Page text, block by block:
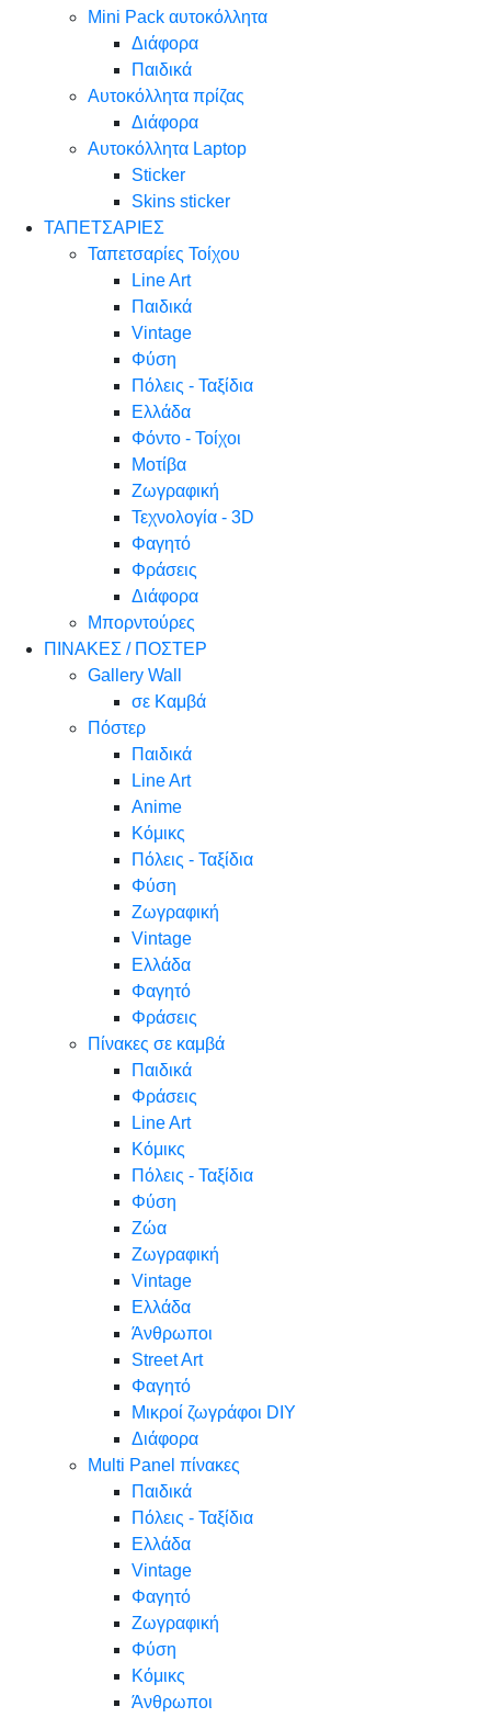
Mini Pack αυτοκόλλητα
Διάφορα
Παιδικά
Αυτοκόλλητα πρίζας
Διάφορα
Αυτοκόλλητα Laptop
Sticker
Skins sticker
ΤΑΠΕΤΣΑΡΙΕΣ
Ταπετσαρίες Τοίχου
Line Art
Παιδικά
Vintage
Φύση
Πόλεις - Ταξίδια
Ελλάδα
Φόντο - Τοίχοι
Μοτίβα
Ζωγραφική
Τεχνολογία - 3D
Φαγητό
Φράσεις
Διάφορα
Μπορντούρες
ΠΙΝΑΚΕΣ / ΠΟΣΤΕΡ
Gallery Wall
σε Καμβά
Πόστερ
Παιδικά
Line Art
Anime
Κόμικς
Πόλεις - Ταξίδια
Φύση
Ζωγραφική
Vintage
Ελλάδα
Φαγητό
Φράσεις
Πίνακες σε καμβά
Παιδικά
Φράσεις
Line Art
Κόμικς
Πόλεις - Ταξίδια
Φύση
Ζώα
Ζωγραφική
Vintage
Ελλάδα
Άνθρωποι
Street Art
Φαγητό
Μικροί ζωγράφοι DIY
Διάφορα
Multi Panel πίνακες
Παιδικά
Πόλεις - Ταξίδια
Ελλάδα
Vintage
Φαγητό
Ζωγραφική
Φύση
Κόμικς
Άνθρωποι